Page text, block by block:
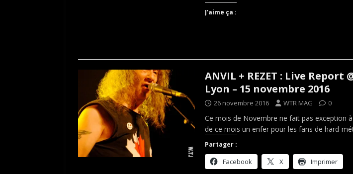
J’aime ça :
ANVIL + REZET : Live Report
Lyon – 15 novembre 2016
26 novembre 2016 WTR MAG 0
Ce mois de Novembre ne fait pas exception
de ce mois un enfer pour les fans de hard-
Partager :
Facebook X Imprimer